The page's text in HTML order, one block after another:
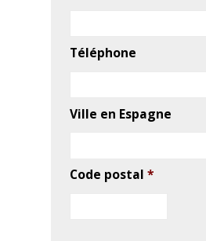
à assurer
compagnie